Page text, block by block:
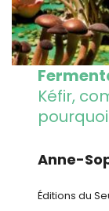
Kéfir,
Anne-
Éditions du